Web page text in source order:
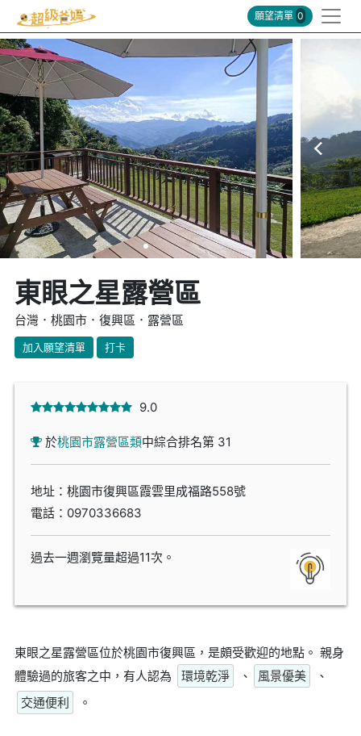
願望清單 0
東眼之星露營區
台灣．桃園市．復興區．露營區
加入願望清單 打卡
9.0
於桃園市露營區類中綜合排名第 31
地址：桃園市復興區霞雲里成福路558號
電話： 0970336683
過去一週瀏覽量超過11次。
東眼之星露營區位於桃園市復興區，是頗受歡迎的地點。 親身
體驗過的旅客之中，有人認為
環境乾淨 、 風景優美
、
交通便利
。